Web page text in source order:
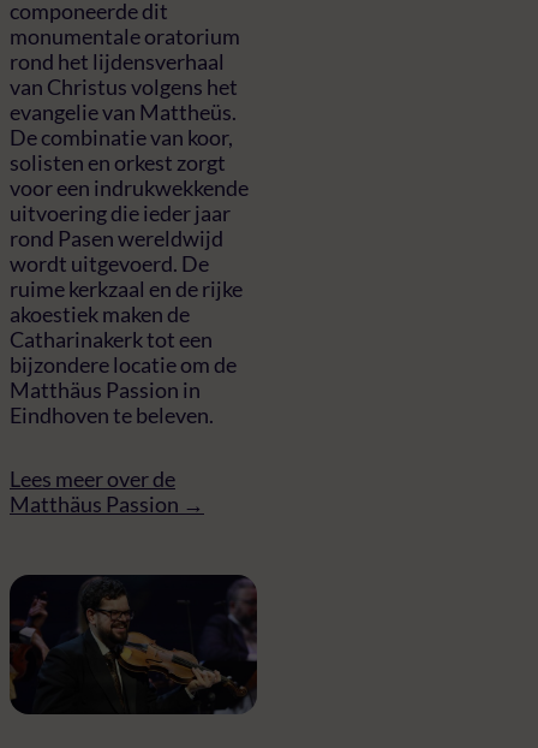
componeerde dit
monumentale oratorium
rond het lijdensverhaal
van Christus volgens het
evangelie van Mattheüs.
De combinatie van koor,
solisten en orkest zorgt
voor een indrukwekkende
uitvoering die ieder jaar
rond Pasen wereldwijd
wordt uitgevoerd. De
ruime kerkzaal en de rijke
akoestiek maken de
Catharinakerk tot een
bijzondere locatie om de
Matthäus Passion in
Eindhoven te beleven.
Lees meer over de
Matthäus Passion →